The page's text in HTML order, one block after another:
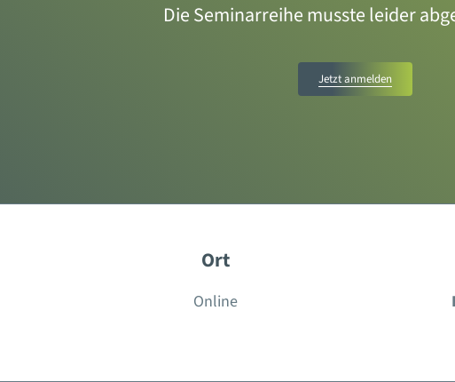
Die Seminarreihe musste leider
Jetzt anmelden
Ort
Online